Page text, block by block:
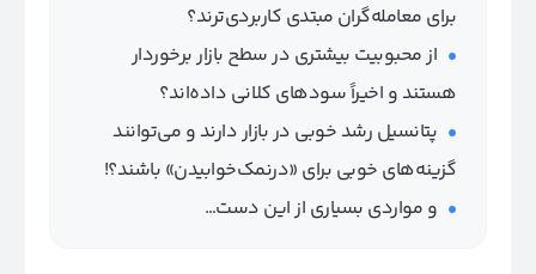
برای معامله‌گران مبتدی کاربردی‌ترند؟
از محبوبیت بیشتری در سطح بازار برخوردار
هستند و اخیراً سودهای کلانی داده‌اند؟
پتانسیل رشد خوبی در بازار دارند و می‌توانند
گزینه‌های خوبی برای «در‌نمک‌خوابیدن» باشند؟!
و مواردی بسیاری از این دست…